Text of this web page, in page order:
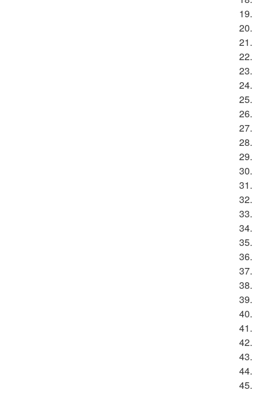
19.
20.
21.
22.
23.
24.
25.
26.
27.
28.
29.
30.
31.
32.
33.
34.
35.
36.
37.
38.
39.
40.
41.
42.
43.
44.
45.